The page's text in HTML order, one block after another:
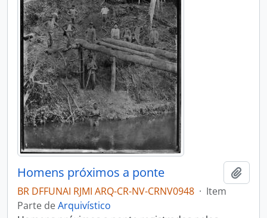
Homens próximos a ponte
BR DFFUNAI RJMI ARQ-CR-NV-CRNV0948 · Item
Parte deArquivístico